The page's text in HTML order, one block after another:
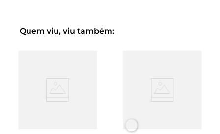
Quem viu, viu também: